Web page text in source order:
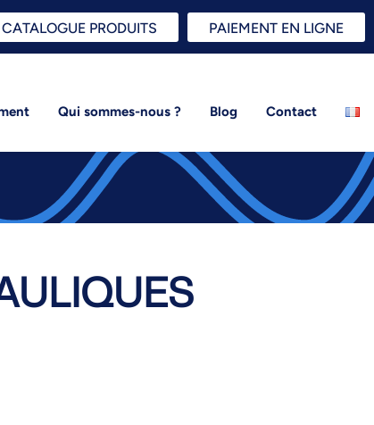
CATALOGUE PRODUITS PAIEMENT EN LIGNE
Qui sommes-nous ? Blog Contact